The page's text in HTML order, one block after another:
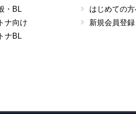
・BL
ナ向け
ナBL
はじめての
新規会員登録